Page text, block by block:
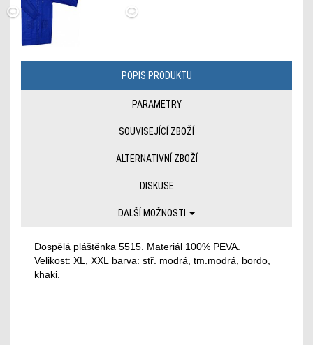
POPIS PRODUKTU
PARAMETRY
SOUVISEJÍCÍ ZBOŽÍ
ALTERNATIVNÍ ZBOŽÍ
DISKUSE
DALŠÍ MOŽNOSTI
Dospělá pláštěnka 5515. Materiál 100% PEVA.
Velikost: XL, XXL barva: stř. modrá, tm.modrá, bordo,
khaki.